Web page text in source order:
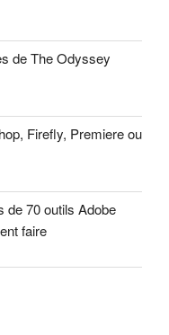
de The Odyssey
Firefly, Premiere ou
de 70 outils Adobe
faire